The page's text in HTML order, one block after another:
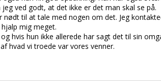
ved godt, at det ikke er det man skal se på.
nødt til at tale med nogen om det. Jeg
mig meget.
hvis hun ikke allerede har sagt det til sin
hvad vi troede var vores venner.